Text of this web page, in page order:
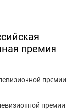
премия
премии
премии